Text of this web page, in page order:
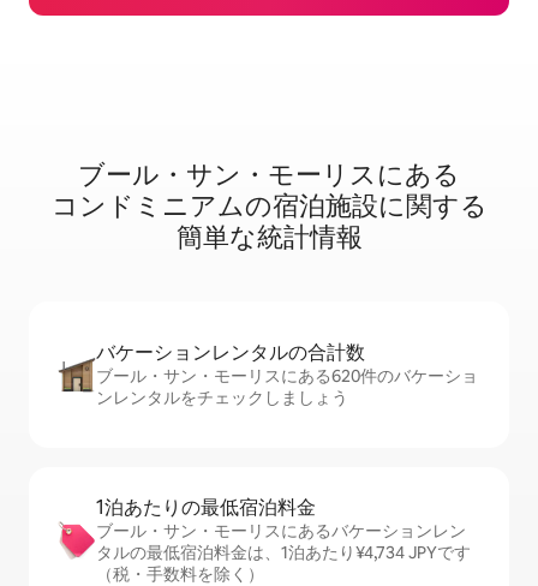
ブール・サン・モーリスに⁠あ⁠る
コ⁠ン⁠ド⁠ミ⁠ニ⁠ア⁠ム⁠の宿⁠泊⁠施⁠設⁠に関⁠す⁠る
簡⁠単⁠な統⁠計⁠情⁠報
バケーションレ⁠ン⁠タ⁠ル⁠の合⁠計⁠数
ブール・サン・モーリスにある620件のバケーショ
ンレンタルをチェックしましょう
1泊あたりの最⁠低⁠宿⁠泊⁠料⁠金
ブール・サン・モーリスにあるバケーションレン
タルの最低宿泊料金は、1泊あたり¥4,734 JPYです
（税・手数料を除く）